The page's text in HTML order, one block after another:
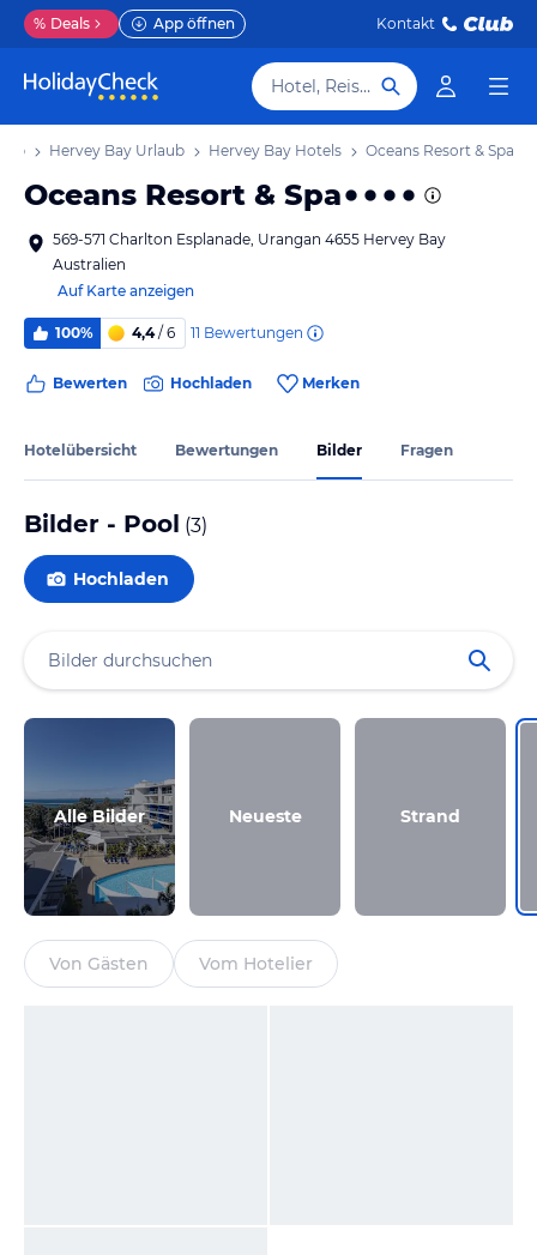
% Deals App öffnen Kontakt
Hotel, Reiseziel
Hervey Bay Urlaub Hervey Bay Hotels Oceans Resort & Spa
Oceans Resort & Spa
569-571 Charlton Esplanade, Urangan 4655 Hervey Bay
Australien
Auf Karte anzeigen
100% 4,4/ 6 11 Bewertungen
Bewerten Hochladen Merken
Hotelübersicht Bewertungen Bilder Fragen
Bilder - Pool (3)
Hochladen
Alle Bilder Neueste Strand
Von Gästen Vom Hotelier